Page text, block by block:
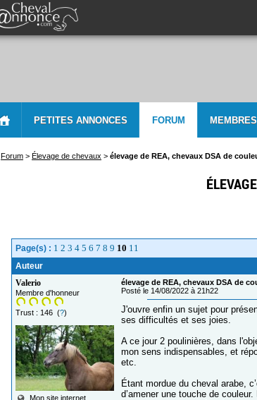
PETITES ANNONCES FORUM MEMBRES
Forum > Élevage de chevaux > élevage de REA, chevaux DSA de
Page(s) : 1 2 3 4 5 6 7 8 9 10 11
Auteur
Valerio
Membre d'honneur
Trust : 146 (?)
Mon site internet
élevage de REA, chevaux DSA de
Posté le 14/08/2022 à 21h22
J'ouvre enfin un sujet pour
ses difficultés et ses joies.
A ce jour 2 poulinières, dans
mon sens indispensables, et
etc.
Étant mordue du cheval arabe,
d’amener une touche de